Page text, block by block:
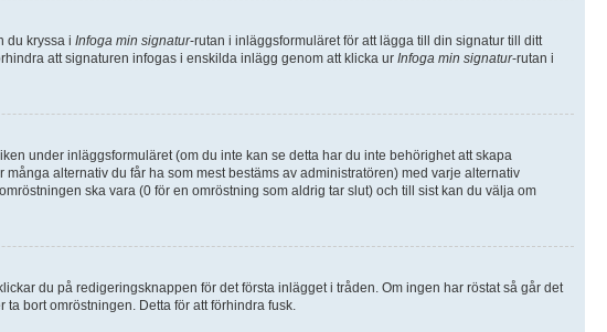
du kryssa i Infoga min signatur-rutan i inläggsformuläret för att lägga till din signatur till ditt
att signaturen infogas i enskilda inlägg genom att klicka ur Infoga min signatur-rutan i
under inläggsformuläret (om du inte kan se detta har du inte behörighet att skapa
alternativ du får ha som mest bestäms av administratören) med varje alternativ
ska vara (0 för en omröstning som aldrig tar slut) och till sist kan du välja om
du på redigeringsknappen för det första inlägget i tråden. Om ingen har röstat så går det
bort omröstningen. Detta för att förhindra fusk.